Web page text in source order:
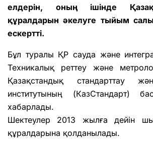
елдерін, оның ішінде
құралдарын әкелуге тыйым
ескертті.
Бұл туралы ҚР сауда және
Техникалық реттеу және
Қазақстандық стандарттау
институтының (КазСтандарт)
хабарлады.
Шектеулер 2013 жылға дейін
құралдарына қолданылады.